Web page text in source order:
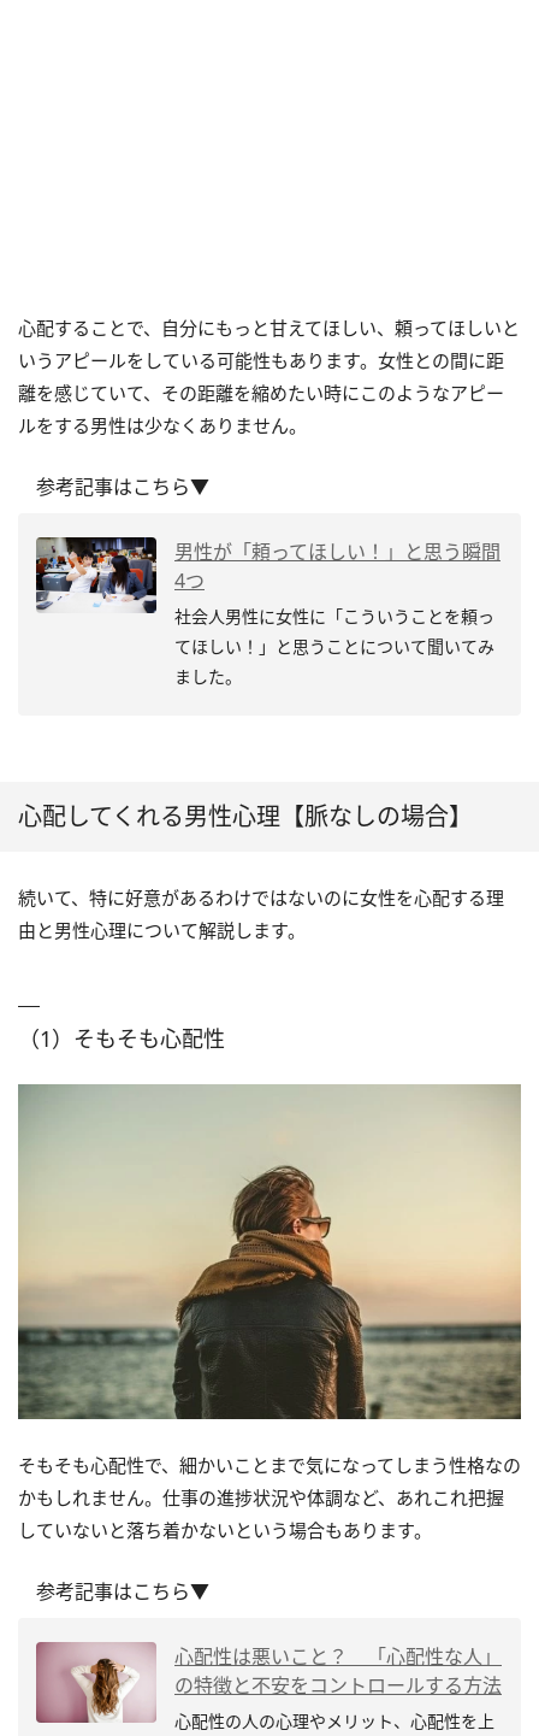
心配することで、自分にもっと甘えてほしい、頼ってほしいと
いうアピールをしている可能性もあります。女性との間に距
離を感じていて、その距離を縮めたい時にこのようなアピー
ルをする男性は少なくありません。
参考記事はこちら▼
男性が「頼ってほしい！」と思う瞬間
4つ
社会人男性に女性に「こういうことを頼っ
てほしい！」と思うことについて聞いてみ
ました。
心配してくれる男性心理【脈なしの場合】
続いて、特に好意があるわけではないのに女性を心配する理
由と男性心理について解説します。
（1）そもそも心配性
そもそも心配性で、細かいことまで気になってしまう性格なの
かもしれません。仕事の進捗状況や体調など、あれこれ把握
していないと落ち着かないという場合もあります。
参考記事はこちら▼
心配性は悪いこと？ 「心配性な人」
の特徴と不安をコントロールする方法
心配性の人の心理やメリット、心配性を上